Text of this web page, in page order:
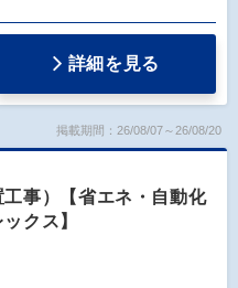
詳細を見る
掲載期間：26/08/07～26/08/20
事）【省エネ・自動化
クス】